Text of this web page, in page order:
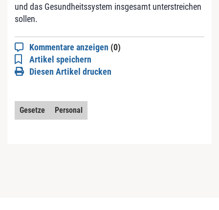
und das Gesundheitssystem insgesamt unterstreichen
sollen.
Kommentare anzeigen (0)
Artikel speichern
Diesen Artikel drucken
Gesetze Personal